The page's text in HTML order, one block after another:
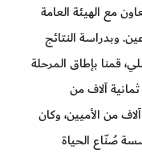
مع الهيئة العامة
وبدراسة النتائج
قمنا بإطاق المرحلة
آلاف من
من الأميين، وكان
صُنّاع الحياة